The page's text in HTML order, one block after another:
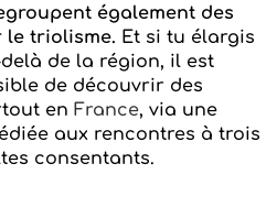
également des
le triolisme. Et si tu élargis
de la région, il est
de découvrir des
en France, via une
aux rencontres à trois
consentants.